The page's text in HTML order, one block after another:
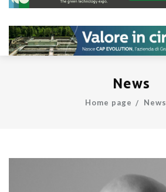
News
Home page News